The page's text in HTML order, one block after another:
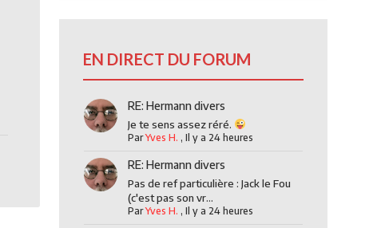
EN DIRECT DU FORUM
RE: Hermann divers
Je te sens assez réré.
ParYves H. , Il y a 24 heures
RE: Hermann divers
Pas de ref particulière : Jack le Fou
(c'est pas son vr...
ParYves H. , Il y a 24 heures